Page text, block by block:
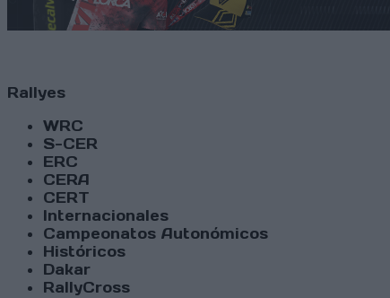
Rallyes
WRC
S-CER
ERC
CERA
CERT
Internacionales
Campeonatos Autonómicos
Históricos
Dakar
RallyCross